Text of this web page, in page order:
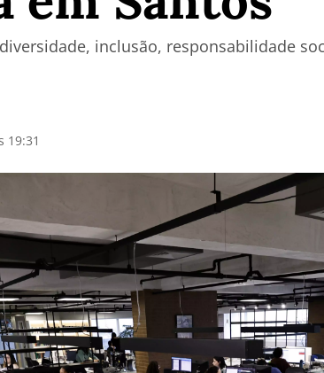
inclusão, responsabilidade
19:31